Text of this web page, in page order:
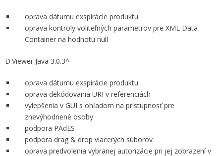
oprava dátumu exspirácie produktu
oprava kontroly voliteľných parametrov pre XML Data
Container na hodnotu null
D.Viewer Java 3.0.3^
oprava dátumu exspirácie produktu
oprava dekódovania URI v referenciách
vylepšenia v GUI s ohľadom na prístupnosť pre
znevýhodnené osoby
podpora PAdES
podpora drag & drop viacerých súborov
oprava predvolenia vybranej autorizácie pri jej zobrazení v